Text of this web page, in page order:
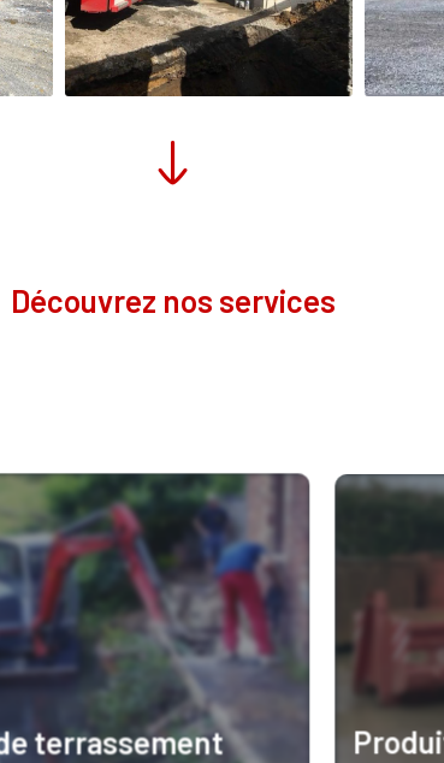
Découvrez nos services
terrassement